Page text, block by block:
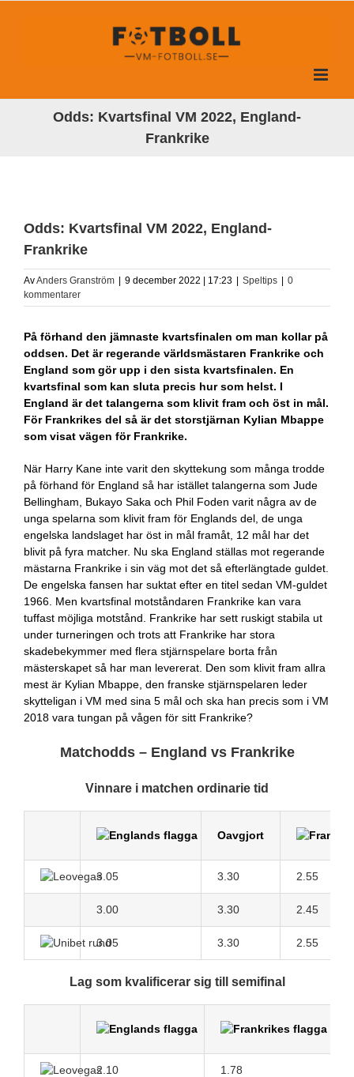
Odds: Kvartsfinal VM 2022, England-
Frankrike
Odds: Kvartsfinal VM 2022, England-
Frankrike
AvAnders Granström | 9 december 2022 | 17:23 | Speltips | 0
kommentarer
På förhand den jämnaste kvartsfinalen om man kollar på
oddsen. Det är regerande världsmästaren Frankrike och
England som gör upp i den sista kvartsfinalen. En
kvartsfinal som kan sluta precis hur som helst. I
England är det talangerna som klivit fram och öst in mål.
För Frankrikes del så är det storstjärnan Kylian Mbappe
som visat vägen för Frankrike.
När Harry Kane inte varit den skyttekung som många trodde
på förhand för England så har istället talangerna som Jude
Bellingham, Bukayo Saka och Phil Foden varit några av de
unga spelarna som klivit fram för Englands del, de unga
engelska landslaget har öst in mål framåt, 12 mål har det
blivit på fyra matcher. Nu ska England ställas mot regerande
mästarna Frankrike i sin väg mot det så efterlängtade guldet.
De engelska fansen har suktat efter en titel sedan VM-guldet
1966. Men kvartsfinal motståndaren Frankrike kan vara
tuffast möjliga motstånd. Frankrike har sett ruskigt stabila ut
under turneringen och trots att Frankrike har stora
skadebekymmer med flera stjärnspelare borta från
mästerskapet så har man levererat. Den som klivit fram allra
mest är Kylian Mbappe, den franske stjärnspelaren leder
skytteligan i VM med sina 5 mål och ska han precis som i VM
2018 vara tungan på vågen för sitt Frankrike?
Matchodds – England vs Frankrike
Vinnare i matchen ordinarie tid
Oavgjort
3.05 3.30 2.55
3.00 3.30 2.45
3.05 3.30 2.55
Lag som kvalificerar sig till semifinal
2.10 1.78